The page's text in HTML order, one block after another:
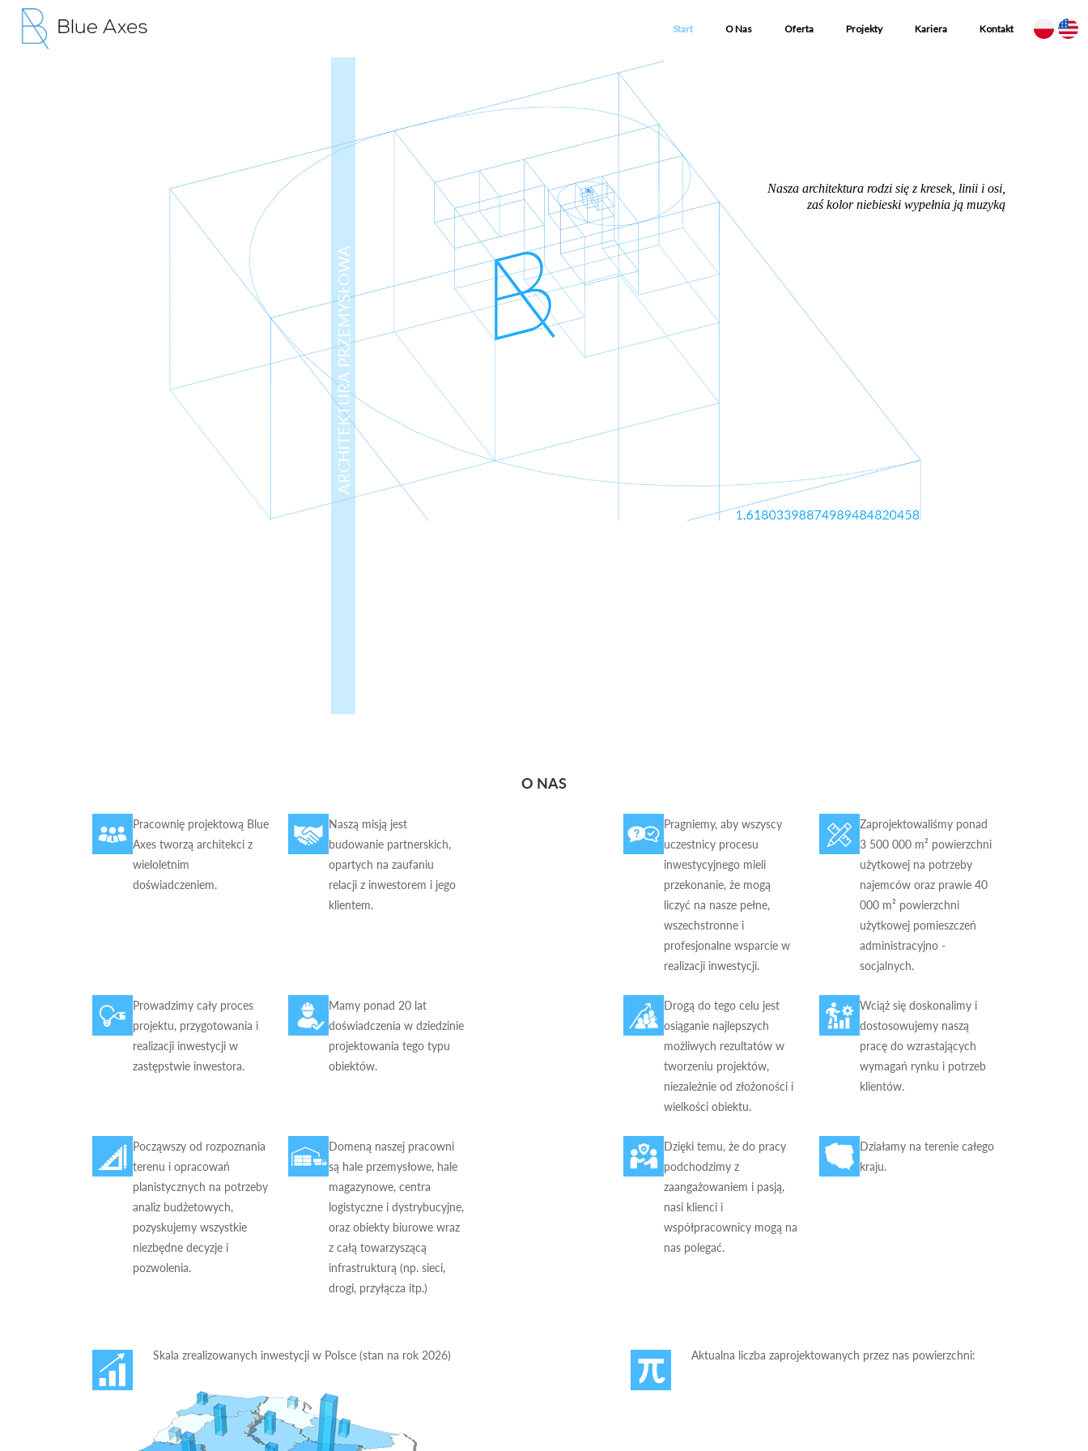
Start O Nas Oferta Projekty Kariera Kontakt
ARCHITEKTURA PRZEMYSŁOWA
Nasza architektura rodzi się z kresek, linii i osi,
zaś kolor niebieski wypełnia ją muzyką
O NAS
Pracownię projektową Blue
Axes tworzą architekci z
wieloletnim
doświadczeniem.
Naszą misją jest
budowanie partnerskich,
opartych na zaufaniu
relacji z inwestorem i jego
klientem.
Pragniemy, aby wszyscy
uczestnicy procesu
inwestycyjnego mieli
przekonanie, że mogą
liczyć na nasze pełne,
wszechstronne i
profesjonalne wsparcie w
realizacji inwestycji.
Zaprojektowaliśmy ponad
3 500 000 m² powierzchni
użytkowej na potrzeby
najemców oraz prawie 40
000 m² powierzchni
użytkowej pomieszczeń
administracyjno -
socjalnych.
Prowadzimy cały proces
projektu, przygotowania i
realizacji inwestycji w
zastępstwie inwestora.
Mamy ponad 20 lat
doświadczenia w dziedzinie
projektowania tego typu
obiektów.
Drogą do tego celu jest
osiąganie najlepszych
możliwych rezultatów w
tworzeniu projektów,
niezależnie od złożoności i
wielkości obiektu.
Wciąż się doskonalimy i
dostosowujemy naszą
pracę do wzrastających
wymagań rynku i potrzeb
klientów.
Począwszy od rozpoznania
terenu i opracowań
planistycznych na potrzeby
analiz budżetowych,
pozyskujemy wszystkie
niezbędne decyzje i
pozwolenia.
Domeną naszej pracowni
są hale przemysłowe, hale
magazynowe, centra
logistyczne i dystrybucyjne,
oraz obiekty biurowe wraz
z całą towarzyszącą
infrastrukturą (np. sieci,
drogi, przyłącza itp.)
Dzięki temu, że do pracy
podchodzimy z
zaangażowaniem i pasją,
nasi klienci i
współpracownicy mogą na
nas polegać.
Działamy na terenie całego
kraju.
Skala zrealizowanych inwestycji w Polsce (stan na rok 2026) Aktualna liczba zaprojektowanych przez nas powierzchni: